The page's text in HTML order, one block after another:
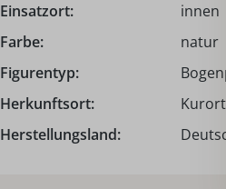
Einsatzort:
innen
Farbe:
natur
Figurentyp:
Herkunftsort:
Kurort
Herstellungsland: